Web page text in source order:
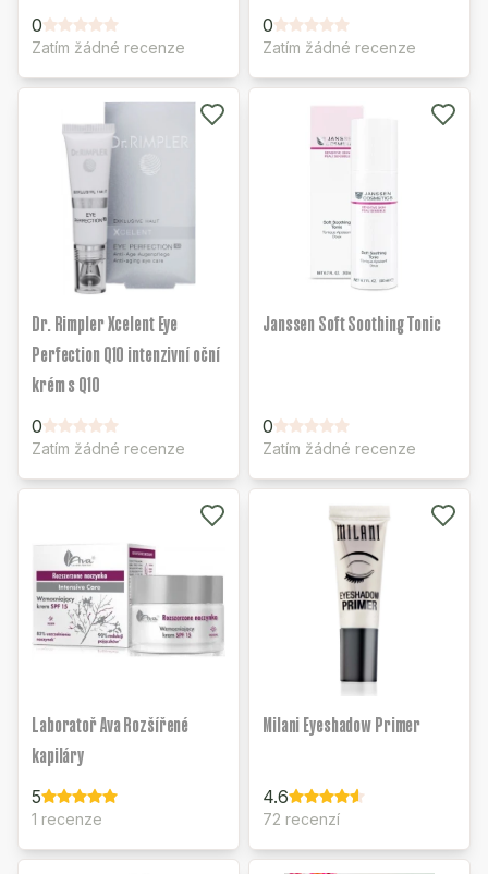
0
Zatím žádné recenze
0
Zatím žádné recenze
Dr. Rimpler Xcelent Eye
Perfection Q10 intenzivní oční
krém s Q10
0
Zatím žádné recenze
Janssen Soft Soothing Tonic
0
Zatím žádné recenze
Laboratoř Ava Rozšířené
kapiláry
5
1 recenze
Milani Eyeshadow Primer
4.6
72 recenzí